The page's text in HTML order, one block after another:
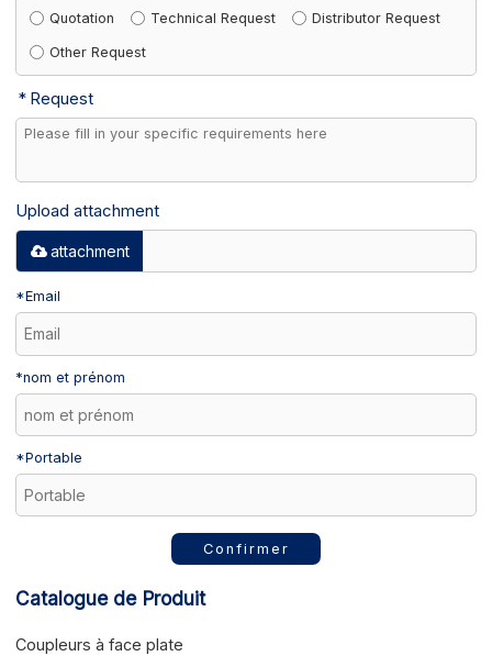
Quotation Technical Request Distributor Request
Other Request
Request
Upload attachment
attachment
*Email
*nom et prénom
*Portable
Confirmer
Catalogue de Produit
Coupleurs à face plate